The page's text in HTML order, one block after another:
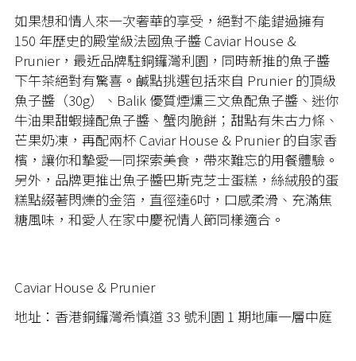
如果想和情人來一次奢華的享受，絕對不能錯過擁有
150 年歷史的殿堂級法國魚子醬 Caviar House &
Prunier，最近品牌駐銅鑼灣利園，同時新推的魚子醬
下午茶絕對有驚喜。鹹點挑選包括來自 Prunier 的頂級
魚子醬（30g）、Balik 優質煙燻三文魚配魚子醬、迷你
牛油果甜蝦撻配魚子醬、蟹肉脆餅；甜點有朱古力條、
芒果奶凍，再配兩杯 Caviar House & Prunier 的自家香
檳，讓你和摯愛一同探索美食，帶來難忘的用餐體驗。
另外，品牌更推出魚子醬巴斯克芝士蛋糕，絲絨般的蛋
糕點綴著閃爍的金箔，直徑達6吋，口感柔滑、充滿焦
糖風味，和愛人在家中慶祝情人節同樣適合。
Caviar House & Prunier
地址：香港銅鑼灣希慎道 33 號利園 1 期地庫一層中庭